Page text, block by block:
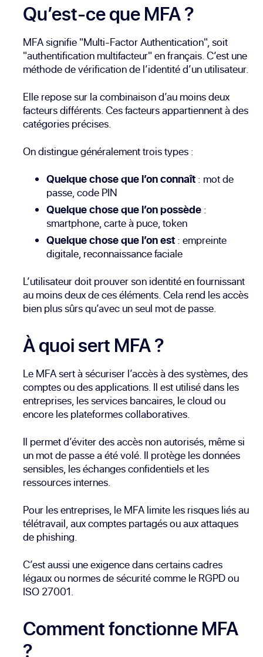
Qu’est-ce que MFA ?
MFA signifie "Multi-Factor Authentication", soit
"authentification multifacteur" en français. C’est une
méthode de vérification de l’identité d’un utilisateur.
Elle repose sur la combinaison d’au moins deux
facteurs différents. Ces facteurs appartiennent à des
catégories précises.
On distingue généralement trois types :
Quelque chose que l’on connaît : mot de
passe, code PIN
Quelque chose que l’on possède :
smartphone, carte à puce, token
Quelque chose que l’on est : empreinte
digitale, reconnaissance faciale
L’utilisateur doit prouver son identité en fournissant
au moins deux de ces éléments. Cela rend les accès
bien plus sûrs qu’avec un seul mot de passe.
À quoi sert MFA ?
Le MFA sert à sécuriser l’accès à des systèmes, des
comptes ou des applications. Il est utilisé dans les
entreprises, les services bancaires, le cloud ou
encore les plateformes collaboratives.
Il permet d’éviter des accès non autorisés, même si
un mot de passe a été volé. Il protège les données
sensibles, les échanges confidentiels et les
ressources internes.
Pour les entreprises, le MFA limite les risques liés au
télétravail, aux comptes partagés ou aux attaques
de phishing.
C’est aussi une exigence dans certains cadres
légaux ou normes de sécurité comme le RGPD ou
ISO 27001.
Comment fonctionne MFA
?